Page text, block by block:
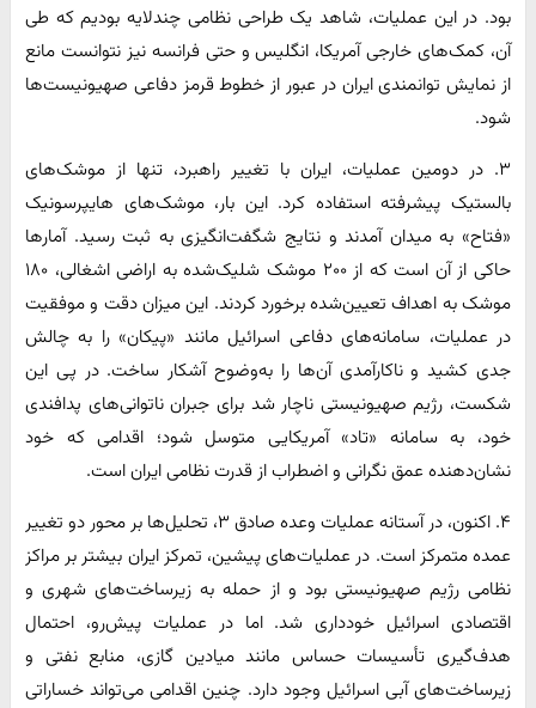
بود. در این عملیات، شاهد یک طراحی نظامی چندلایه بودیم که طی
آن، کمک‌های خارجی آمریکا، انگلیس و حتی فرانسه نیز نتوانست مانع
از نمایش توانمندی ایران در عبور از خطوط قرمز دفاعی صهیونیست‌ها
شود.
۳. در دومین عملیات، ایران با تغییر راهبرد، تنها از موشک‌های
بالستیک پیشرفته استفاده کرد. این بار، موشک‌های هایپرسونیک
«فتاح» به میدان آمدند و نتایج شگفت‌انگیزی به ثبت رسید. آمارها
حاکی از آن است که از ۲۰۰ موشک شلیک‌شده به اراضی اشغالی، ۱۸۰
موشک به اهداف تعیین‌شده برخورد کردند. این میزان دقت و موفقیت
در عملیات، سامانه‌های دفاعی اسرائیل مانند «پیکان» را به چالش
جدی کشید و ناکارآمدی آن‌ها را به‌وضوح آشکار ساخت. در پی این
شکست، رژیم صهیونیستی ناچار شد برای جبران ناتوانی‌های پدافندی
خود، به سامانه «تاد» آمریکایی متوسل شود؛ اقدامی که خود
نشان‌دهنده عمق نگرانی و اضطراب از قدرت نظامی ایران است.
۴. اکنون، در آستانه عملیات وعده صادق ۳، تحلیل‌ها بر محور دو تغییر
عمده متمرکز است. در عملیات‌های پیشین، تمرکز ایران بیشتر بر مراکز
نظامی رژیم صهیونیستی بود و از حمله به زیرساخت‌های شهری و
اقتصادی اسرائیل خودداری شد. اما در عملیات پیش‌رو، احتمال
هدف‌گیری تأسیسات حساس مانند میادین گازی، منابع نفتی و
زیرساخت‌های آبی اسرائیل وجود دارد. چنین اقدامی می‌تواند خساراتی